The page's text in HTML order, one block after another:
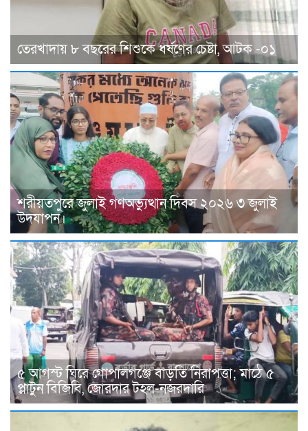
তেরখাদায় ৮ বছরের শিশুকে ধর্ষণের চেষ্টা, আটক -০১
শরীয়তপুরে জুলাই গণঅভ্যুত্থান দিবস ২০২৬ ৩ জুলাই
উদযাপন।
৫ আগস্ট ঘিরে গোপালগঞ্জে বাড়তি নিরাপত্তা; মাঠে ৫
প্লাটুন বিজিবি, জোরদার টহল-নজরদারি